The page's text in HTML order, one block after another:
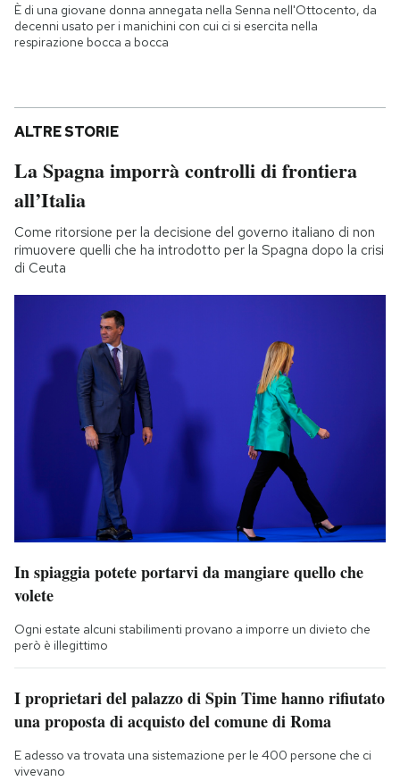
È di una giovane donna annegata nella Senna nell'Ottocento, da
decenni usato per i manichini con cui ci si esercita nella
respirazione bocca a bocca
ALTRE STORIE
La Spagna imporrà controlli di frontiera
all’Italia
Come ritorsione per la decisione del governo italiano di non
rimuovere quelli che ha introdotto per la Spagna dopo la crisi
di Ceuta
In spiaggia potete portarvi da mangiare quello che
volete
Ogni estate alcuni stabilimenti provano a imporre un divieto che
però è illegittimo
I proprietari del palazzo di Spin Time hanno rifiutato
una proposta di acquisto del comune di Roma
E adesso va trovata una sistemazione per le 400 persone che ci
vivevano